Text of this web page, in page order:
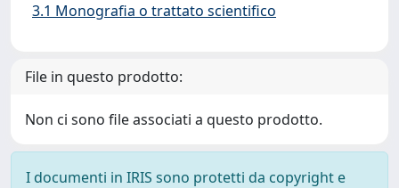
3.1 Monografia o trattato scientifico
File in questo prodotto:
Non ci sono file associati a questo prodotto.
I documenti in IRIS sono protetti da copyright e